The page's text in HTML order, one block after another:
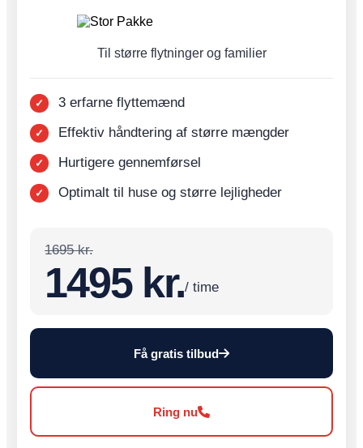
Til større flytninger og familier
3 erfarne flyttemænd
Effektiv håndtering af større mængder
Hurtigere gennemførsel
Optimalt til huse og større lejligheder
1695 kr.
1495 kr./ time
Få gratis tilbud
Ring nu